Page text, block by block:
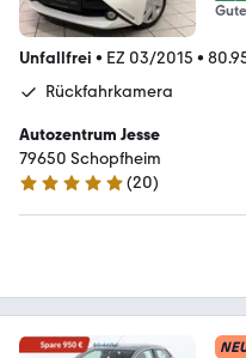
Unfallfrei • EZ 03/2015 •
Rückfahrkamera
Autozentrum Jesse
79650 Schopfheim
5 Sterne
(20)